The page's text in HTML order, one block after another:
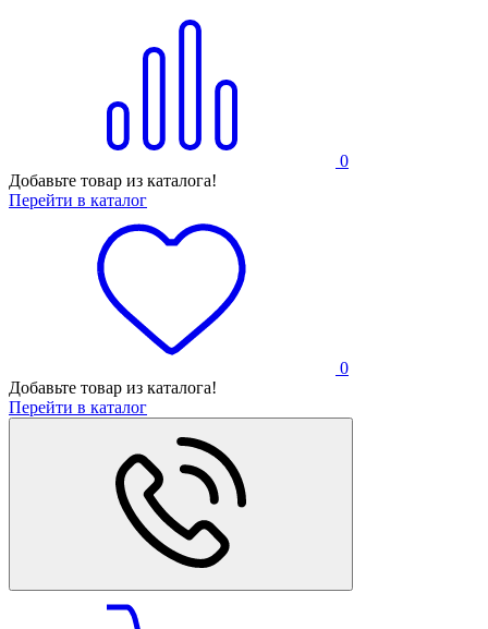
0
Добавьте товар из каталога!
Перейти в каталог
0
Добавьте товар из каталога!
Перейти в каталог